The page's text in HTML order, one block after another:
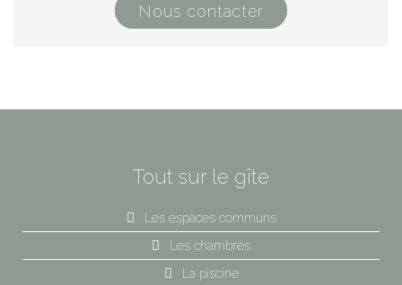
Nous contacter
Tout sur le gîte
Les espaces communs
Les chambres
La piscine